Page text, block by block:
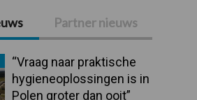
Partner nieuws
“Vraag naar praktische
hygieneoplossingen is in
Polen groter dan ooit”